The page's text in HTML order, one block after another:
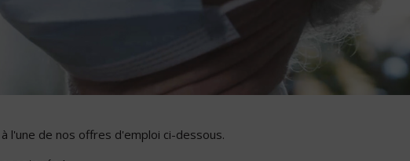
l'une de nos offres d'emploi ci-dessous.